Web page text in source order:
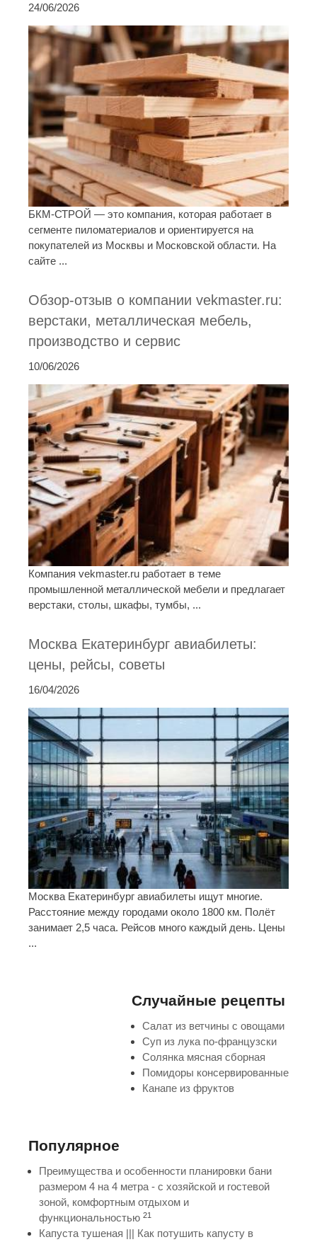
24/06/2026
БКМ-СТРОЙ — это компания, которая работает в
сегменте пиломатериалов и ориентируется на
покупателей из Москвы и Московской области. На
сайте ...
Обзор-отзыв о компании vekmaster.ru:
верстаки, металлическая мебель,
производство и сервис
10/06/2026
Компания vekmaster.ru работает в теме
промышленной металлической мебели и предлагает
верстаки, столы, шкафы, тумбы, ...
Москва Екатеринбург авиабилеты:
цены, рейсы, советы
16/04/2026
Москва Екатеринбург авиабилеты ищут многие.
Расстояние между городами около 1800 км. Полёт
занимает 2,5 часа. Рейсов много каждый день. Цены
...
Случайные рецепты
Салат из ветчины с овощами
Суп из лука по-французски
Солянка мясная сборная
Помидоры консервированные
Канапе из фруктов
Популярное
Преимущества и особенности планировки бани
размером 4 на 4 метра - с хозяйской и гостевой
зоной, комфортным отдыхом и
функциональностью 21
Капуста тушеная ||| Как потушить капусту в